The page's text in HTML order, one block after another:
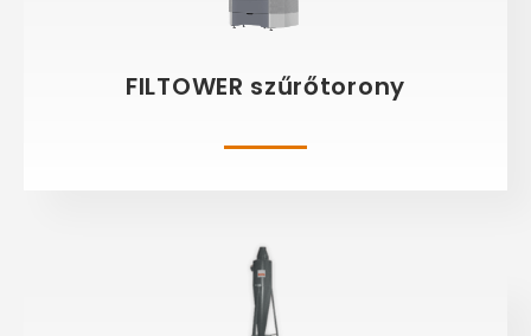
FILTOWER szűrőtorony